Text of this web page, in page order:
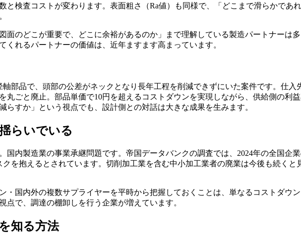
と検査コストが変わります。表面粗さ（Ra値）も同様で、「どこまで滑らかであ
面のどこが重要で、どこに余裕があるのか」まで理解している製造パートナーは
くれるパートナーの価値は、近年ますます高まっています。
部品で、頭部の公差がネックとなり長年工程を削減できずにいた案件です。仕
ごと廃止。部品単価で10円を超えるコストダウンを実現しながら、供給側の利
らすか」という視点でも、設計側との対話は大きな成果を生みます。
らいでいる
国内製造業の事業承継問題です。帝国データバンクの調査では、2024年の全国企
を抱えるとされています。切削加工業を含む中小加工業者の廃業は今後も続くと
・国内外の複数サプライヤーを平時から把握しておくことは、単なるコストダウ
で、調達の棚卸しを行う企業が増えています。
知る方法